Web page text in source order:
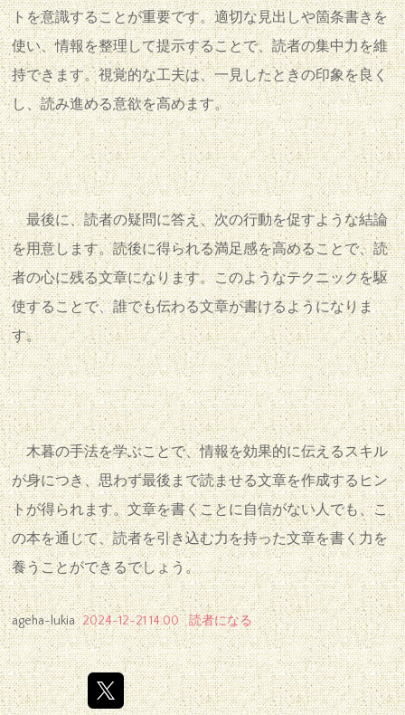
トを意識することが重要です。適切な見出しや箇条書きを
使い、情報を整理して提示することで、読者の集中力を維
持できます。視覚的な工夫は、一見したときの印象を良く
し、読み進める意欲を高めます。
最後に、読者の疑問に答え、次の行動を促すような結論
を用意します。読後に得られる満足感を高めることで、読
者の心に残る文章になります。このようなテクニックを駆
使することで、誰でも伝わる文章が書けるようになりま
す。
木暮の手法を学ぶことで、情報を効果的に伝えるスキル
が身につき、思わず最後まで読ませる文章を作成するヒン
トが得られます。文章を書くことに自信がない人でも、こ
の本を通じて、読者を引き込む力を持った文章を書く力を
養うことができるでしょう。
ageha-lukia 2024-12-21 14:00 読者になる